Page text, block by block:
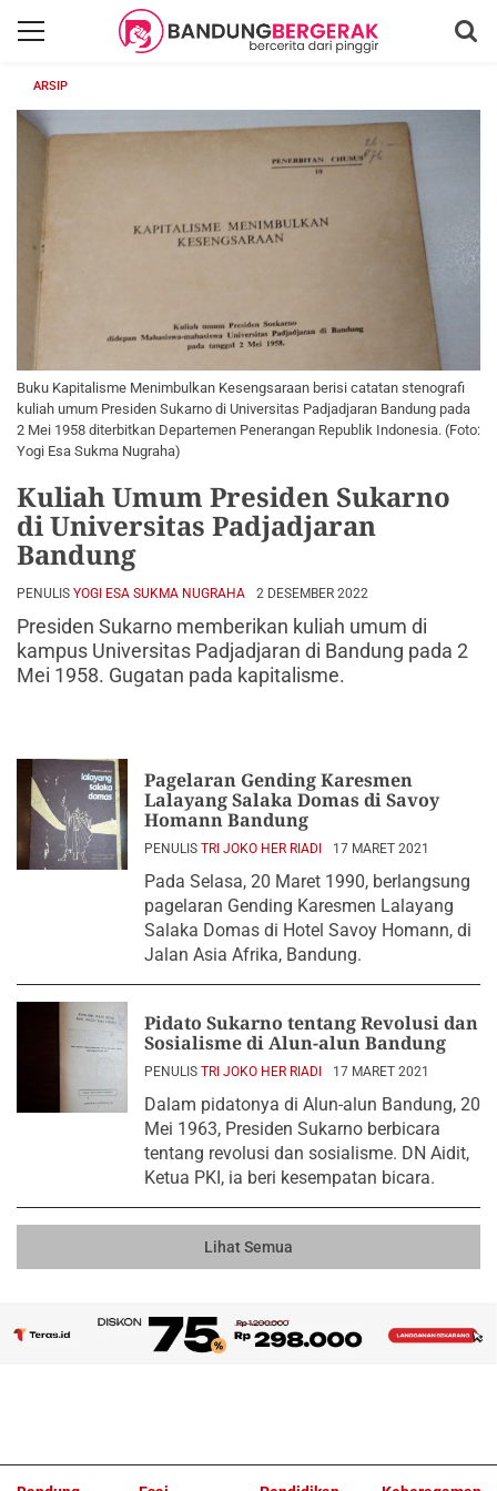
ARSIP
Buku Kapitalisme Menimbulkan Kesengsaraan berisi catatan stenografi
kuliah umum Presiden Sukarno di Universitas Padjadjaran Bandung pada
2 Mei 1958 diterbitkan Departemen Penerangan Republik Indonesia. (Foto:
Yogi Esa Sukma Nugraha)
Kuliah Umum Presiden Sukarno
di Universitas Padjadjaran
Bandung
PENULIS YOGI ESA SUKMA NUGRAHA 2 DESEMBER 2022
Presiden Sukarno memberikan kuliah umum di
kampus Universitas Padjadjaran di Bandung pada 2
Mei 1958. Gugatan pada kapitalisme.
Pagelaran Gending Karesmen
Lalayang Salaka Domas di Savoy
Homann Bandung
PENULIS TRI JOKO HER RIADI 17 MARET 2021
Pada Selasa, 20 Maret 1990, berlangsung
pagelaran Gending Karesmen Lalayang
Salaka Domas di Hotel Savoy Homann, di
Jalan Asia Afrika, Bandung.
Pidato Sukarno tentang Revolusi dan
Sosialisme di Alun-alun Bandung
PENULIS TRI JOKO HER RIADI 17 MARET 2021
Dalam pidatonya di Alun-alun Bandung, 20
Mei 1963, Presiden Sukarno berbicara
tentang revolusi dan sosialisme. DN Aidit,
Ketua PKI, ia beri kesempatan bicara.
Lihat Semua